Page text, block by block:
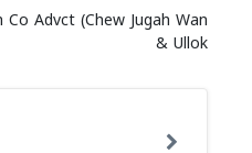
Advct (Chew Jugah Wan
Ullok &